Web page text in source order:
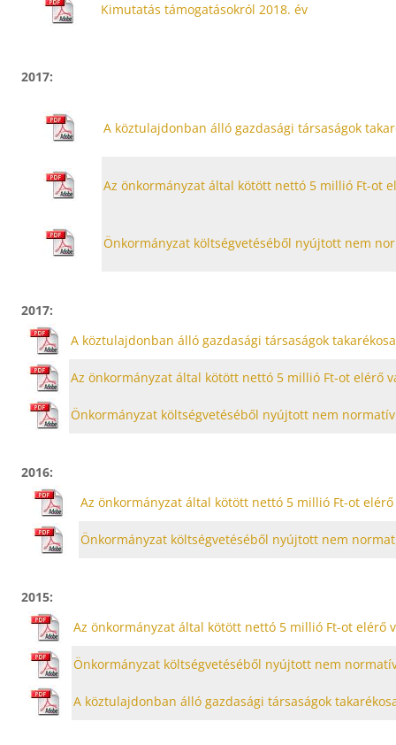
Kimutatás támogatásokról 2018. év
2017:
A köztulajdonban álló gazdasági társaságok
Az önkormányzat által kötött nettó 5 millió Ft-ot
Önkormányzat költségvetéséből nyújtott nem
2017:
A köztulajdonban álló gazdasági társaságok
Az önkormányzat által kötött nettó 5 millió Ft-ot elérő
Önkormányzat költségvetéséből nyújtott nem
2016:
Az önkormányzat által kötött nettó 5 millió Ft-ot
Önkormányzat költségvetéséből nyújtott nem
2015:
Az önkormányzat által kötött nettó 5 millió Ft-ot elérő
Önkormányzat költségvetéséből nyújtott nem
A köztulajdonban álló gazdasági társaságok